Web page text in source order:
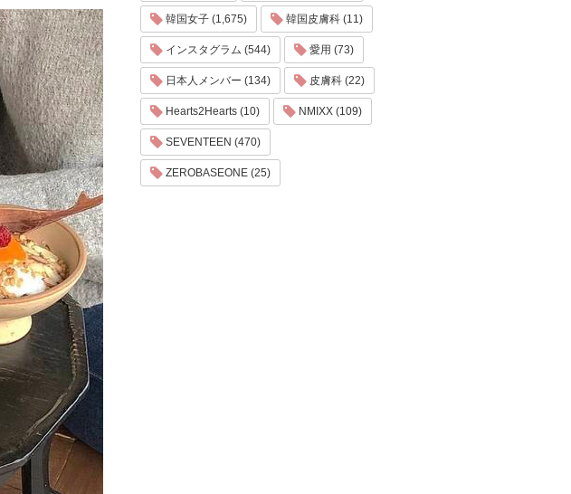
韓国女子 (1,675) 韓国皮膚科 (11)
インスタグラム (544) 愛用 (73)
日本人メンバー (134) 皮膚科 (22)
Hearts2Hearts (10) NMIXX (109)
SEVENTEEN (470)
ZEROBASEONE (25)